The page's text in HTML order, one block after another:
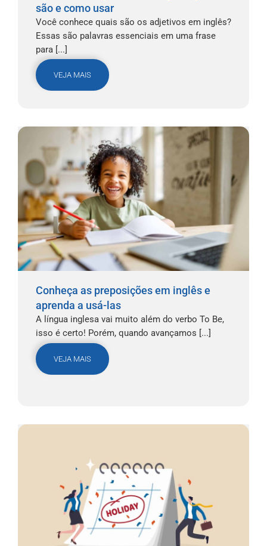
são e como usar
Você conhece quais são os adjetivos em inglês?
Essas são palavras essenciais em uma frase
para [...]
VEJA MAIS
Conheça as preposições em inglês e
aprenda a usá-las
A língua inglesa vai muito além do verbo To Be,
isso é certo! Porém, quando avançamos [...]
VEJA MAIS